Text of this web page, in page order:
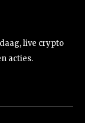
live crypto
acties.